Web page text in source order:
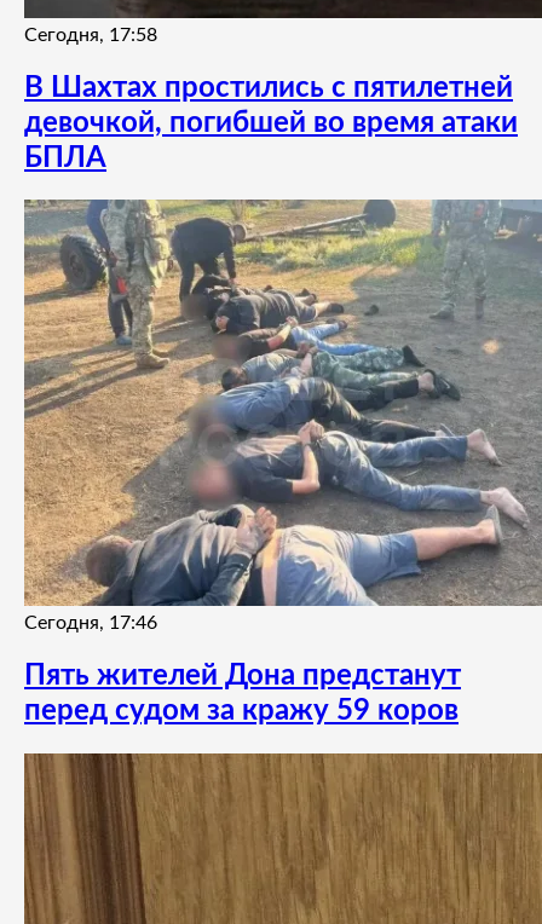
Сегодня, 17:58
В Шахтах простились с пятилетней
девочкой, погибшей во время атаки
БПЛА
Сегодня, 17:46
Пять жителей Дона предстанут
перед судом за кражу 59 коров